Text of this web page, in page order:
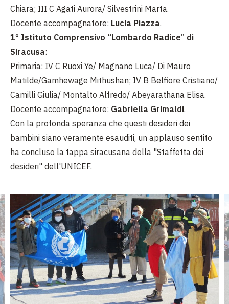
Chiara; III C Agati Aurora/ Silvestrini Marta.
Docente accompagnatore: Lucia Piazza.
1° Istituto Comprensivo “Lombardo Radice” di
Siracusa:
Primaria: IV C Ruoxi Ye/ Magnano Luca/ Di Mauro
Matilde/Gamhewage Mithushan; IV B Belfiore Cristiano/
Camilli Giulia/ Montalto Alfredo/ Abeyarathana Elisa.
Docente accompagnatore: Gabriella Grimaldi.
Con la profonda speranza che questi desideri dei
bambini siano veramente esauditi, un applauso sentito
ha concluso la tappa siracusana della "Staffetta dei
desideri" dell'UNICEF.